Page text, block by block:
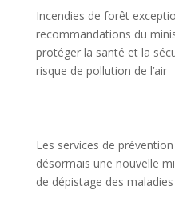
Incendies de forêt
recommandations du
protéger la santé et la
risque de pollution de l’air
Les services de
désormais une nouvelle
de dépistage des